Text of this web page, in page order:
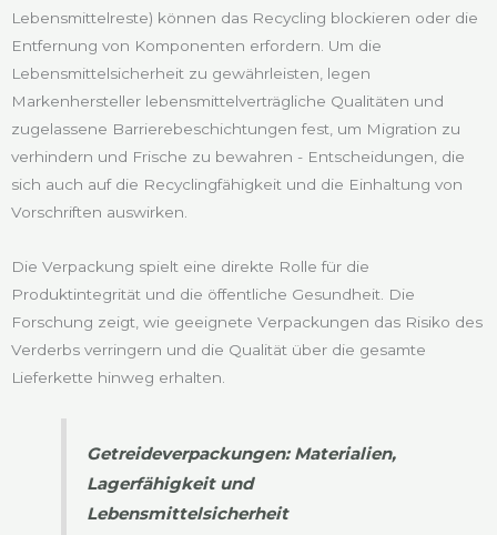
Lebensmittelreste) können das Recycling blockieren oder die
Entfernung von Komponenten erfordern. Um die
Lebensmittelsicherheit zu gewährleisten, legen
Markenhersteller lebensmittelverträgliche Qualitäten und
zugelassene Barrierebeschichtungen fest, um Migration zu
verhindern und Frische zu bewahren - Entscheidungen, die
sich auch auf die Recyclingfähigkeit und die Einhaltung von
Vorschriften auswirken.
Die Verpackung spielt eine direkte Rolle für die
Produktintegrität und die öffentliche Gesundheit. Die
Forschung zeigt, wie geeignete Verpackungen das Risiko des
Verderbs verringern und die Qualität über die gesamte
Lieferkette hinweg erhalten.
Getreideverpackungen: Materialien,
Lagerfähigkeit und
Lebensmittelsicherheit